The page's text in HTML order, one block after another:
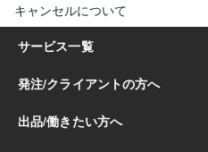
キャンセルについて